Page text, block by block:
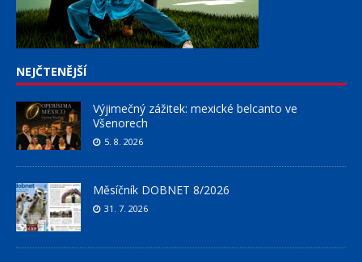
NEJČTENĚJŠÍ
Výjimečný zážitek: mexické belcanto ve
Všenorech
5. 8. 2026
Měsíčník DOBNET 8/2026
31. 7. 2026